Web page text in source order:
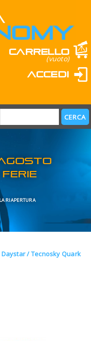
Carrello
(vuoto)
Accedi
AL 21
Daystar / Tecnosky Quark